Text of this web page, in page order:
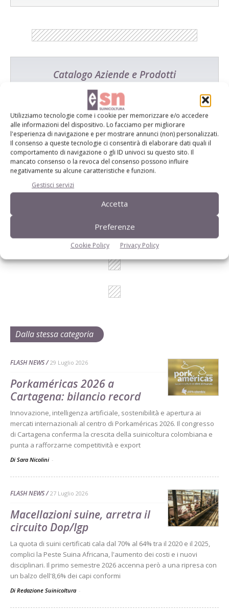
Utilizziamo tecnologie come i cookie per memorizzare e/o accedere
alle informazioni del dispositivo. Lo facciamo per migliorare
l'esperienza di navigazione e per mostrare annunci (non) personalizzati.
Il consenso a queste tecnologie ci consentirà di elaborare dati quali il
comportamento di navigazione o gli ID univoci su questo sito. Il
mancato consenso o la revoca del consenso possono influire
negativamente su alcune caratteristiche e funzioni.
Gestisci servizi
Accetta
Preferenze
Cookie Policy Privacy Policy
Catalogo Aziende e Prodotti
Un modo semplice per cercare un'azienda o un
prodotto!
Cerca adesso
I consigli di Terra e Vita agli agricoltori
Dalla stessa categoria
FLASH NEWS 29 Luglio 2026
Porkaméricas 2026 a
Cartagena: bilancio record
Innovazione, intelligenza artificiale, sostenibilità e apertura ai
mercati internazionali al centro di Porkaméricas 2026. Il congresso
di Cartagena conferma la crescita della suinicoltura colombiana e
punta a rafforzarne competitività e export
Di Sara Nicolini -
FLASH NEWS 27 Luglio 2026
Macellazioni suine, arretra il
circuito Dop/Igp
La quota di suini certificati cala dal 70% al 64% tra il 2020 e il 2025,
complici la Peste Suina Africana, l'aumento dei costi e i nuovi
disciplinari. Il primo semestre 2026 accenna però a una ripresa con
un balzo dell'8,6% dei capi conformi
Di Redazione Suinicoltura -